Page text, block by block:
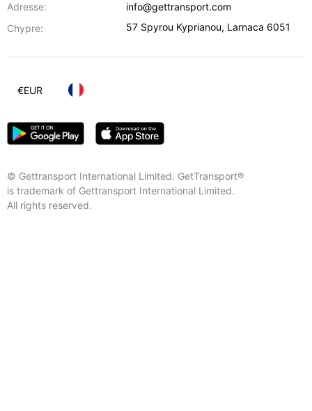
Adresse:
info@gettransport.com
Chypre:
57 Spyrou Kyprianou, Larnaca 6051
© Gettransport International Limited. GetTransport®
is trademark of Gettransport International Limited.
All rights reserved.
€EUR